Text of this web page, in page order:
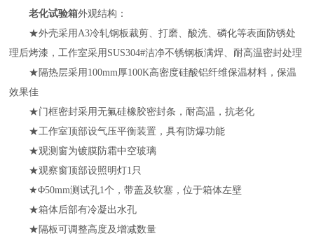
老化试验箱外观结构：
★外壳采用A3冷轧钢板裁剪、打磨、酸洗、磷化等表面防锈处
理后烤漆，工作室采用SUS304#洁净不锈钢板满焊、耐高温密封处理
★隔热层采用100mm厚100K高密度硅酸铝纤维保温材料，保温
效果佳
★门框密封采用无氟硅橡胶密封条，耐高温，抗老化
★工作室顶部设气压平衡装置，具有防爆功能
★观测窗为镀膜防霜中空玻璃
★观察窗顶部设照明灯1只
★Φ50mm测试孔1个，带盖及软塞，位于箱体左壁
★箱体后部有冷凝出水孔
★隔板可调整高度及增减数量